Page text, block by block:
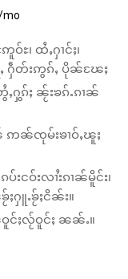
mo
ႊ၊ ထႆႇႁၢင်ႈ၊
ႁဵတ်းဢွၵ်ႇ ပိုၼ်ၽႄႈ
ႁွၵ်ႈ ၼႂ်းၶၵ်ႉၵၢၼ်
ဢၼ်ၸုမ်းၶၢဝ်ႇၽူႈ
းငဝ်းလၢႆးၵၢၼ်မိူင်း၊
ႈႁူႉၶႂ်ႈငိၼ်း။
င်ႈလႂ်ဝူင်ႈ ၼၼ်ႉ။